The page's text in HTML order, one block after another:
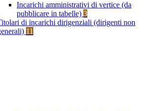
Incarichi amministrativi di vertice (da
pubblicare in tabelle) 3
di incarichi dirigenziali (dirigenti non
11